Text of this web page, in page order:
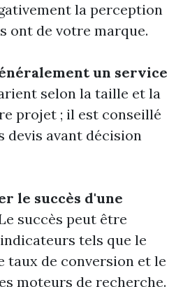
la perception
ont de votre marque.
un service
selon la taille et la
projet ; il est conseillé
devis avant décision
le succès d'une
succès peut être
tels que le
taux de conversion et le
moteurs de recherche.